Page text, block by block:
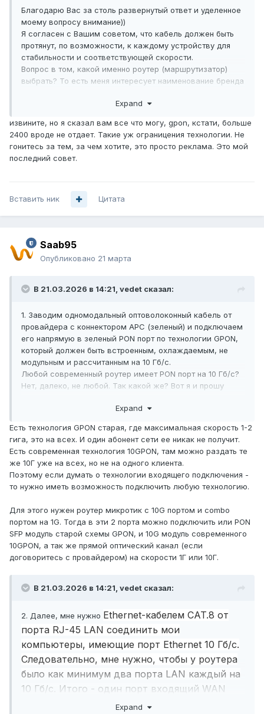
Благодарю Вас за столь развернутый ответ и уделенное
моему вопросу внимание))
Я согласен с Вашим советом, что кабель должен быть
протянут, по возможности, к каждому устройству для
стабильности и соответствующей скорости.
Вопрос в том, какой именно роутер (маршрутизатор)
выбрать? То есть меня интересует наименование бренда
Ведь для того, чтобы протянуть кабель, нужно, чтобы
1. Заводим одномодальный оптоволоконный кабель от
провайдера с коннектором APC (зеленый) и подключаем
его напрямую в зеленый PON порт по технологии GPON,
который должен быть встроенным, охлаждаемым, не
Нет, далеко, не любой. Так какой же? Вот я и прошу
2. Далее, мне нужно
порта RJ-45 LAN соединить мои
компьютеры, имеющие порт Ethernet 10 Гб/с.
было как минимум два порта LAN каждый на
10 Гб/с. Итого - один порт входящий WAN
Оптический PON 10Гб\с и два LAN исходящих
по 10 Гб/с. Так у какого же роутера есть такая
оснастка?
3. Если у меня возникнет потребность
подключить еще одного провайдера и тоже
иметь возможность программно назначен как
WAN или иметь два порта PON по 10 Гб/с.
Это нужно тоже учесть.
4. Далее, я не говорю о том, что по Wi-Fi у
меня в компьютер должна приходить
скорость в 10 гб/с или 1Гб/с. У меня сейчас
получаю через Wi-Fi по частоте 5Гц ширине
канала 80 Мгц около 500 мб/с при пинге 2мс
и джиттере 1 мс. И это меня вполне
устраивает на данном этапе. Я говорю о том,
мне помочь подобрать должно быть
частоты 5 Гц - 10-12 Гб/с при ширине канала
160 Мгц, а также 10-12 Гб/с на частоте 6Гц
при ширине канала 320 Мгц, 1,5 Гб/с на
частоте 2,4 и ширине канала в 40 Мгц.
Сколько придет на оконечное оборудование -
это Вы правильно отметили, зависит от
зашумленности эфира, но вот СИЛА сигнала
Expand
извините, но я сказал вам все что могу, gpon, кстати, больше
2400 вроде не отдает. Такие уж ограницения технологии. Не
гонитесь за тем, за чем хотите, это просто реклама. Это мой
последний совет.
Вставить ник Цитата
Saab95
Опубликовано 21 марта
В 21.03.2026 в 14:21, vedet сказал:
1. Заводим одномодальный оптоволоконный кабель от
провайдера с коннектором APC (зеленый) и подключаем
его напрямую в зеленый PON порт по технологии GPON,
который должен быть встроенным, охлаждаемым, не
модульным и рассчитанным на 10 Гб/с.
Любой современный роутер имеет PON порт на 10 Гб/с?
Нет, далеко, не любой. Так какой же? Вот я и прошу
Expand
Есть технология GPON старая, где максимальная скорость 1-2
гига, это на всех. И один абонент сети ее никак не получит.
Есть современная технология 10GPON, там можно раздать те
же 10Г уже на всех, но не на одного клиента.
Поэтому если думать о технологии входящего подключения -
то нужно иметь возможность подключить любую технологию.
Для этого нужен роутер микротик с 10G портом и combo
портом на 1G. Тогда в эти 2 порта можно подключить или PON
SFP модуль старой схемы GPON, и 10G модуль современного
10GPON, а так же прямой оптический канал (если
договоритесь с провайдером) на скорости 1Г или 10Г.
В 21.03.2026 в 14:21, vedet сказал:
2. Далее, мне нужно Ethernet-кабелем CAT.8 от
порта RJ-45 LAN соединить мои
компьютеры, имеющие порт Ethernet 10 Гб/с.
Следовательно, мне нужно, чтобы у роутера
было как минимум два порта LAN каждый на
10 Гб/с. Итого - один порт входящий WAN
Оптический PON 10Гб\с и два LAN исходящих
Expand